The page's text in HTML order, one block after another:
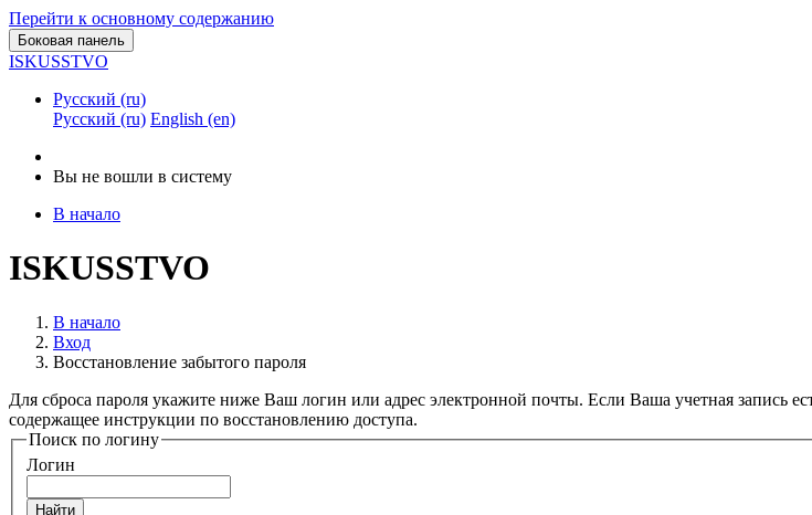
Перейти к основному содержанию
Боковая панель
ISKUSSTVO
Русский ‎(ru)‎
Русский ‎(ru)‎ English ‎(en)‎
Вы не вошли в систему
В начало
ISKUSSTVO
В начало
Вход
Восстановление забытого пароля
Для сброса пароля укажите ниже Ваш логин или адрес электронной почты. Если Ваша учетная запись
содержащее инструкции по восстановлению доступа.
Поиск по логину
Логин